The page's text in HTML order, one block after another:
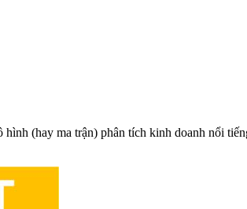
(hay ma trận) phân tích kinh doanh nổi